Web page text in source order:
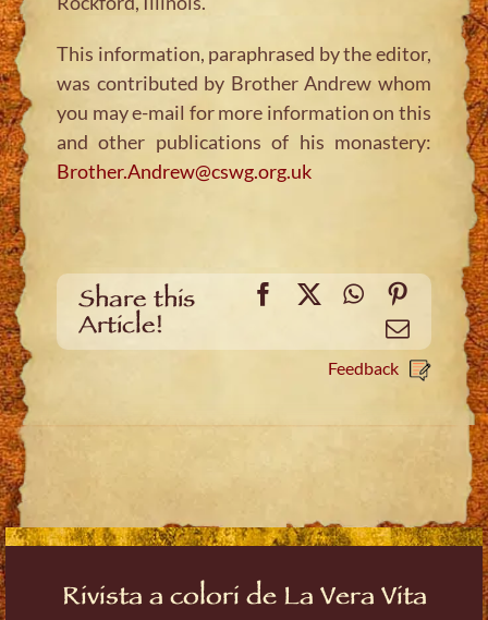
This information, paraphrased by the editor,
was contributed by Brother Andrew whom
you may e-mail for more information on this
and other publications of his monastery:
Brother.Andrew@cswg.org.uk
Share this
Article!
Facebook
X WhatsApp
Email
Feedback
Rivista a colori de La Vera Vita